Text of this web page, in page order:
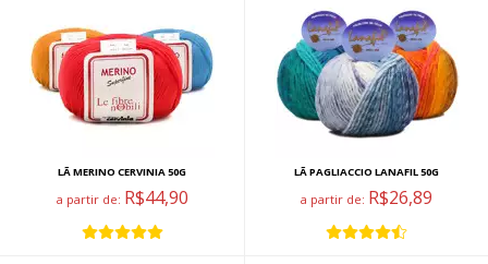
LÃ MERINO CERVINIA 50G
a partir de: R$44,90
LÃ PAGLIACCIO LANAFIL 50G
a partir de: R$26,89